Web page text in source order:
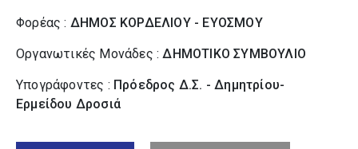
Φορέας : ΔΗΜΟΣ ΚΟΡΔΕΛΙΟΥ - ΕΥΟΣΜΟΥ
Οργανωτικές Μονάδες :ΔΗΜΟΤΙΚΟ ΣΥΜΒΟΥΛΙΟ
Υπογράφοντες : Πρόεδρος Δ.Σ. - Δημητρίου-
Ερμείδου Δροσιά